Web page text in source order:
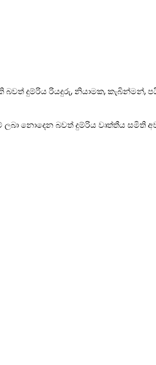
බවත් දුම්රිය රියදුරු, නියාමක,
නොදෙන බවත් දුම්රිය වෘත්තීය සමිති